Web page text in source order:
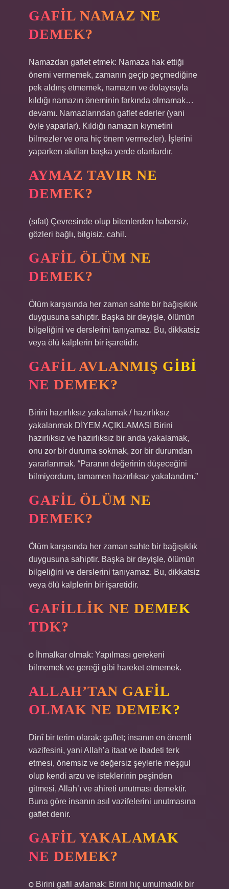
GAFIL NAMAZ NE
DEMEK?
Namazdan gaflet etmek: Namaza hak ettiği
önemi vermemek, zamanın geçip geçmediğine
pek aldırış etmemek, namazın ve dolayısıyla
kıldığı namazın öneminin farkında olmamak…
devamı. Namazlarından gaflet ederler (yani
öyle yaparlar). Kıldığı namazın kıymetini
bilmezler ve ona hiç önem vermezler). İşlerini
yaparken akılları başka yerde olanlardır.
AYMAZ TAVIR NE
DEMEK?
(sıfat) Çevresinde olup bitenlerden habersiz,
gözleri bağlı, bilgisiz, cahil.
GAFIL ÖLÜM NE
DEMEK?
Ölüm karşısında her zaman sahte bir bağışıklık
duygusuna sahiptir. Başka bir deyişle, ölümün
bilgeliğini ve derslerini tanıyamaz. Bu, dikkatsiz
veya ölü kalplerin bir işaretidir.
GAFIL AVLANMIŞ GIBI
NE DEMEK?
Birini hazırlıksız yakalamak / hazırlıksız
yakalanmak DİYEM AÇIKLAMASI Birini
hazırlıksız ve hazırlıksız bir anda yakalamak,
onu zor bir duruma sokmak, zor bir durumdan
yararlanmak. “Paranın değerinin düşeceğini
bilmiyordum, tamamen hazırlıksız yakalandım.”
GAFIL ÖLÜM NE
DEMEK?
Ölüm karşısında her zaman sahte bir bağışıklık
duygusuna sahiptir. Başka bir deyişle, ölümün
bilgeliğini ve derslerini tanıyamaz. Bu, dikkatsiz
veya ölü kalplerin bir işaretidir.
GAFILLIK NE DEMEK
TDK?
ѻ İhmalkar olmak: Yapılması gerekeni
bilmemek ve gereği gibi hareket etmemek.
ALLAH’TAN GAFIL
OLMAK NE DEMEK?
Dinî bir terim olarak: gaflet; insanın en önemli
vazifesini, yani Allah’a itaat ve ibadeti terk
etmesi, önemsiz ve değersiz şeylerle meşgul
olup kendi arzu ve isteklerinin peşinden
gitmesi, Allah’ı ve ahireti unutması demektir.
Buna göre insanın asıl vazifelerini unutmasına
gaflet denir.
GAFIL YAKALAMAK
NE DEMEK?
ѻ Birini gafil avlamak: Birini hiç umulmadık bir